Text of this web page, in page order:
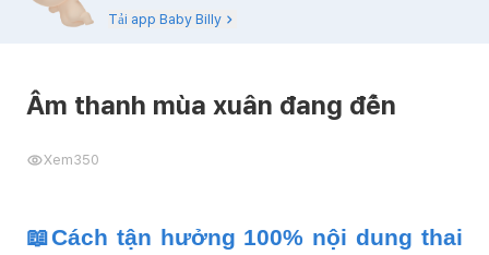
Tải app Baby Billy
Âm thanh mùa xuân đang đến
Xem350
📖Cách tận hưởng 100% nội dung thai